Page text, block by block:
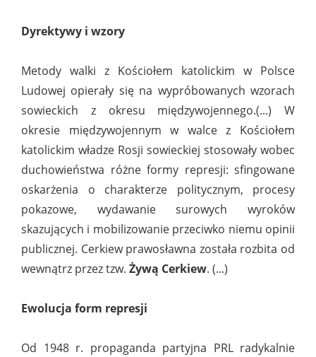
Dyrektywy i wzory
Metody walki z Kościołem katolickim w Polsce
Ludowej opierały się na wypróbowanych wzorach
sowieckich z okresu międzywojennego.(...) W
okresie międzywojennym w walce z Kościołem
katolickim władze Rosji sowieckiej stosowały wobec
duchowieństwa różne formy represji: sfingowane
oskarżenia o charakterze politycznym, procesy
pokazowe, wydawanie surowych wyroków
skazujących i mobilizowanie przeciwko niemu opinii
publicznej. Cerkiew prawosławna została rozbita od
wewnątrz przez tzw. Żywą Cerkiew. (...)
Ewolucja form represji
Od 1948 r. propaganda partyjna PRL radykalnie